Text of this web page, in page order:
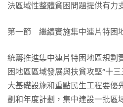
決區域性整體貧困問題提供有力
第一節 繼續實施集中連片特困
統籌推進集中連片特困地區規劃
困地區區域發展與扶貧攻堅“十
大基礎設施和重點民生工程要優
劃和年度計劃，集中建設一批區